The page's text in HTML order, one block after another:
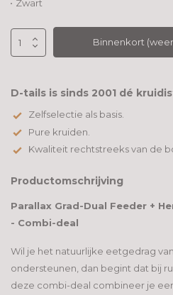
Zwart
Binnenkort
D-tails is sinds 2001 dé
Zelfselectie als basis.
Pure kruiden.
Kwaliteit rechtstreeks van de
Productomschrijving
Parallax Grad-Dual Feeder +
- Combi-deal
Wil je het natuurlijke eetgedrag
ondersteunen, dan begint dat bij
deze combi-deal combineer je